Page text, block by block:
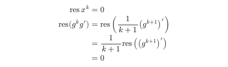
Meissel–Lehmer 算法
Stern–Brocot 树与 Farey 序列
res𝑥𝑘 = 0
res(𝑔𝑘𝑔′) = res (
1
𝑘 + 1 (𝑔𝑘+1)′ )
=
1
𝑘 + 1 res ((𝑔𝑘+1)′)
= 0
kg′)=res 1k